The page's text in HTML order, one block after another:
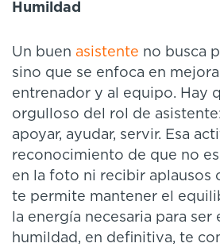
Humildad
Un buen asistente no busca
sino que se enfoca en
entrenador y al equipo. Hay
orgulloso del rol de
apoyar, ayudar, servir. Esa
reconocimiento de que no
en la foto ni recibir aplausos
te permite mantener el
la energía necesaria para ser
humildad, en definitiva, te